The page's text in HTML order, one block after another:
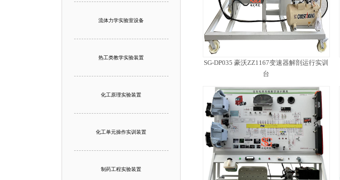
流体力学实验室设备
热工类教学实验装置
化工原理实验装置
化工单元操作实训装置
制药工程实验装置
SG-DP035 豪沃ZZ1167变速器解剖运行实训
台